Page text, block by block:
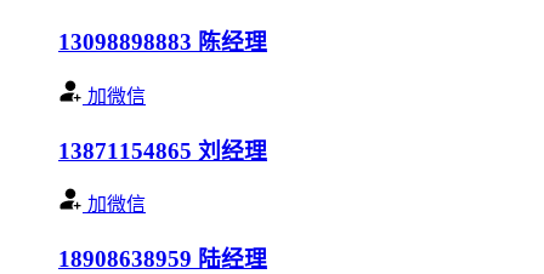
13098898883 陈经理
加微信
13871154865 刘经理
加微信
18908638959 陆经理